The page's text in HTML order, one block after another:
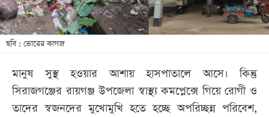
লাইফ
স্টাইল
শিক্ষা
সব
বিভাগ
ছবি : ভোরের কাগজ
মানুষ সুস্থ হওয়ার আশায় হাসপাতালে আসে। কিন্তু
সিরাজগঞ্জের রায়গঞ্জ উপজেলা স্বাস্থ্য কমপ্লেক্সে গিয়ে রোগী ও
তাদের স্বজনদের মুখোমুখি হতে হচ্ছে অপরিচ্ছন্ন পরিবেশ,